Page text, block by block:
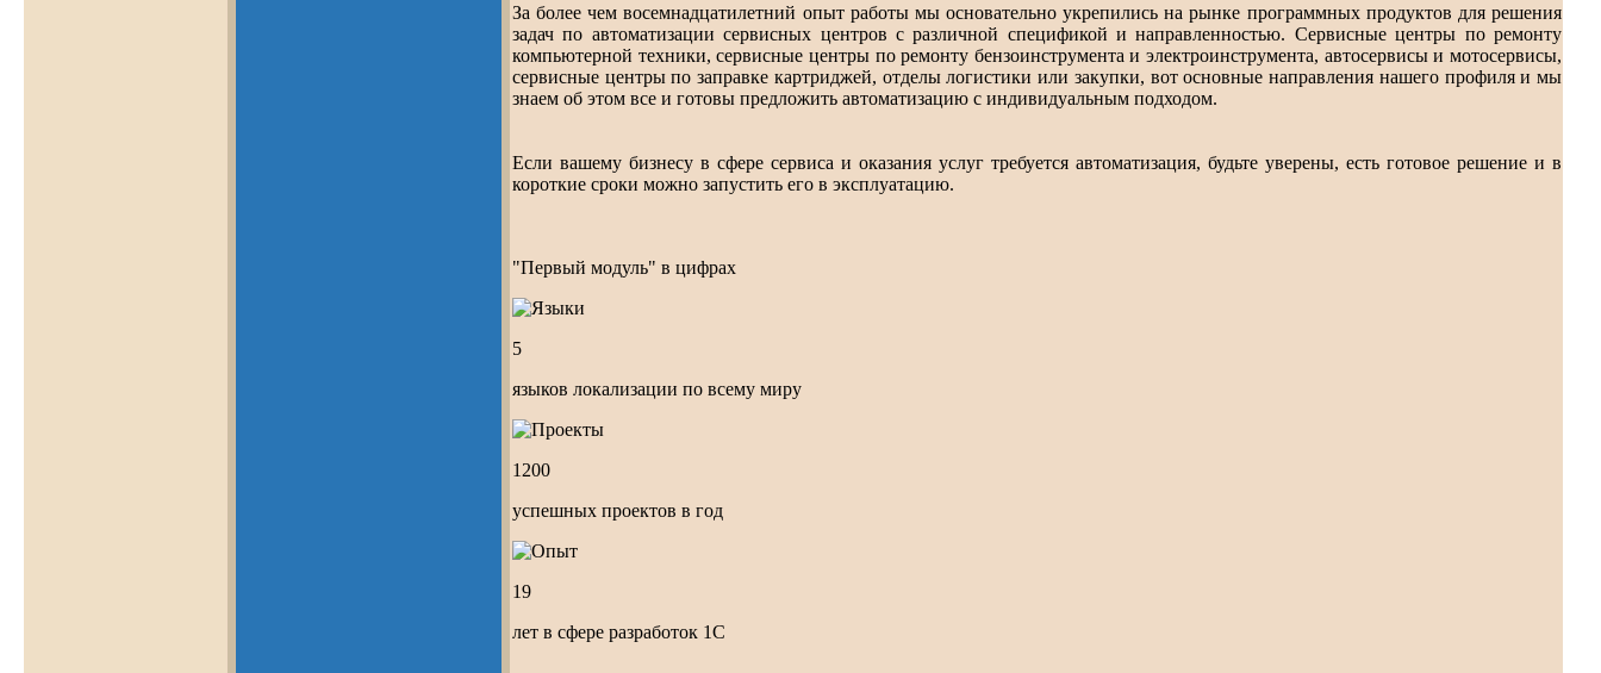
За более чем восемнадцатилетний опыт работы мы основательно укрепились на рынке программных продуктов для решения
задач по автоматизации сервисных центров с различной спецификой и направленностью. Сервисные центры по ремонту
компьютерной техники, сервисные центры по ремонту бензоинструмента и электроинструмента, автосервисы и мотосервисы,
сервисные центры по заправке картриджей, отделы логистики или закупки, вот основные направления нашего профиля и мы
знаем об этом все и готовы предложить автоматизацию с индивидуальным подходом.
Если вашему бизнесу в сфере сервиса и оказания услуг требуется автоматизация, будьте уверены, есть готовое решение и в
короткие сроки можно запустить его в эксплуатацию.
"Первый модуль" в цифрах
5
языков локализации по всему миру
1200
успешных проектов в год
19
лет в сфере разработок 1С